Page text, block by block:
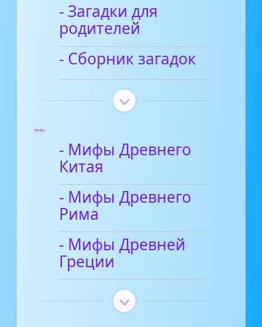
- Загадки для
родителей
- Сборник загадок
Мифы
- Мифы Древнего
Китая
- Мифы Древнего
Рима
- Мифы Древней
Греции